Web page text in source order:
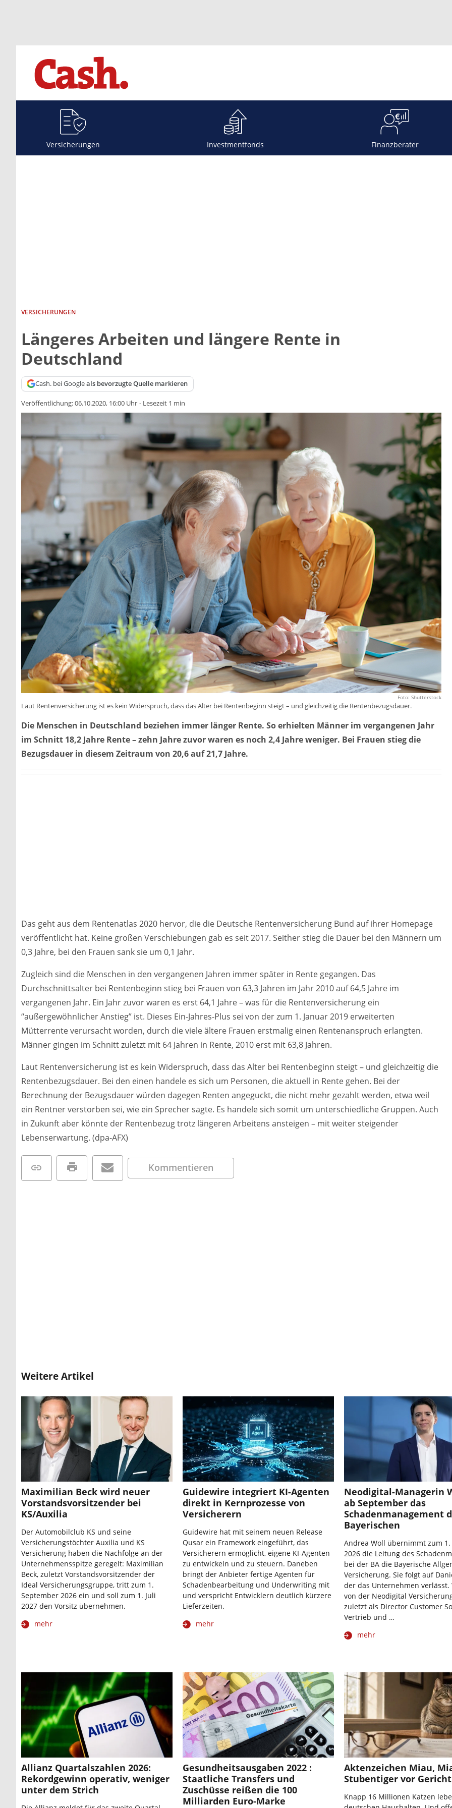
Versicherungen Investmentfonds Finanzberater
VERSICHERUNGEN
Längeres Arbeiten und längere Rente in
Deutschland
Cash. bei Googleals bevorzugte Quelle markieren
Veröffentlichung:06.10.2020, 16:00 Uhr - Lesezeit 1 min
Foto: Shutterstock
Laut Rentenversicherung ist es kein Widerspruch, dass das Alter bei Rentenbeginn steigt – und gleichzeitig die Rentenbezugsdauer.
Die Menschen in Deutschland beziehen immer länger Rente. So erhielten Männer im vergangenen Jahr
im Schnitt 18,2 Jahre Rente – zehn Jahre zuvor waren es noch 2,4 Jahre weniger. Bei Frauen stieg die
Bezugsdauer in diesem Zeitraum von 20,6 auf 21,7 Jahre.
Das geht aus dem Rentenatlas 2020 hervor, die die Deutsche Rentenversicherung Bund auf ihrer Homepage
veröffentlicht hat. Keine großen Verschiebungen gab es seit 2017. Seither stieg die Dauer bei den Männern um
0,3 Jahre, bei den Frauen sank sie um 0,1 Jahr.
Zugleich sind die Menschen in den vergangenen Jahren immer später in Rente gegangen. Das
Durchschnittsalter bei Rentenbeginn stieg bei Frauen von 63,3 Jahren im Jahr 2010 auf 64,5 Jahre im
vergangenen Jahr. Ein Jahr zuvor waren es erst 64,1 Jahre – was für die Rentenversicherung ein
“außergewöhnlicher Anstieg” ist. Dieses Ein-Jahres-Plus sei von der zum 1. Januar 2019 erweiterten
Mütterrente verursacht worden, durch die viele ältere Frauen erstmalig einen Rentenanspruch erlangten.
Männer gingen im Schnitt zuletzt mit 64 Jahren in Rente, 2010 erst mit 63,8 Jahren.
Laut Rentenversicherung ist es kein Widerspruch, dass das Alter bei Rentenbeginn steigt – und gleichzeitig die
Rentenbezugsdauer. Bei den einen handele es sich um Personen, die aktuell in Rente gehen. Bei der
Berechnung der Bezugsdauer würden dagegen Renten angeguckt, die nicht mehr gezahlt werden, etwa weil
ein Rentner verstorben sei, wie ein Sprecher sagte. Es handele sich somit um unterschiedliche Gruppen. Auch
in Zukunft aber könnte der Rentenbezug trotz längeren Arbeitens ansteigen – mit weiter steigender
Lebenserwartung. (dpa-AFX)
Kommentieren
Weitere Artikel
Maximilian Beck wird neuer
Vorstandsvorsitzender bei
KS/Auxilia
Der Automobilclub KS und seine
Versicherungstöchter Auxilia und KS
Versicherung haben die Nachfolge an der
Unternehmensspitze geregelt: Maximilian
Beck, zuletzt Vorstandsvorsitzender der
Ideal Versicherungsgruppe, tritt zum 1.
September 2026 ein und soll zum 1. Juli
2027 den Vorsitz übernehmen.
mehr
Guidewire integriert KI-Agenten
direkt in Kernprozesse von
Versicherern
Guidewire hat mit seinem neuen Release
Qusar ein Framework eingeführt, das
Versicherern ermöglicht, eigene KI-Agenten
zu entwickeln und zu steuern. Daneben
bringt der Anbieter fertige Agenten für
Schadenbearbeitung und Underwriting mit
und verspricht Entwicklern deutlich kürzere
Lieferzeiten.
mehr
Neodigital-Managerin
ab September das
Schadenmanagement
Bayerischen
Andrea Woll übernimmt zum
2026 die Leitung des
bei der BA die Bayerische
Versicherung. Sie folgt auf
der das Unternehmen verlässt.
von der Neodigital
zuletzt als Director Customer
Vertrieb und …
mehr
Allianz Quartalszahlen 2026:
Rekordgewinn operativ, weniger
unter dem Strich
Gesundheitsausgaben 2022 :
Staatliche Transfers und
Zuschüsse reißen die 100
Milliarden Euro-Marke
Aktenzeichen Miau,
Stubentiger vor
Knapp 16 Millionen Katzen